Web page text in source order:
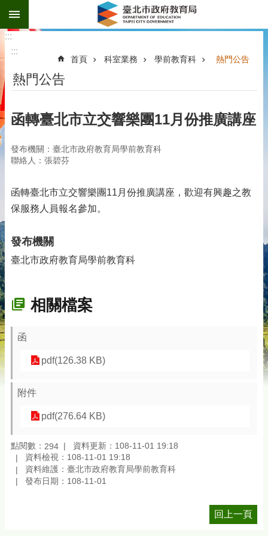
跳到主要內容區塊
:::
:::
首頁 科室業務 學前教育科 熱門公告
熱門公告
函轉臺北市立交響樂團11月份推廣講座
發布機關：臺北市政府教育局學前教育科
聯絡人：張碧芬
函轉臺北市立交響樂團11月份推廣講座，歡迎有興趣之教
保服務人員報名參加。
發布機關
臺北市政府教育局學前教育科
相關檔案
函
pdf(126.38 KB)
附件
pdf(276.64 KB)
點閱數： 294
資料更新：108-11-01 19:18
資料檢視：108-11-01 19:18
資料維護：臺北市政府教育局學前教育科
發布日期：108-11-01
回上一頁